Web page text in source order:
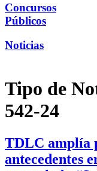
Concursos
Públicos
Noticias
Tipo de
542-24
TDLC amplía
antecedentes